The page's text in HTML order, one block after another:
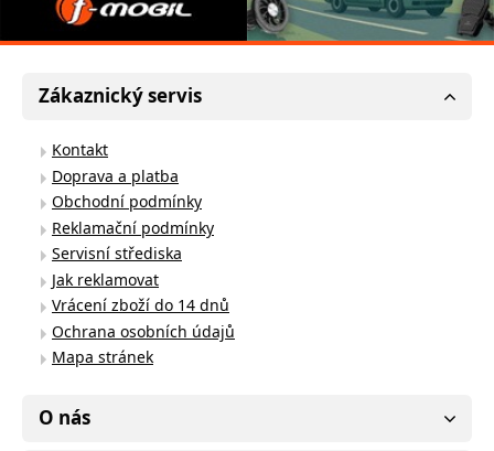
Zákaznický servis
Kontakt
Doprava a platba
Obchodní podmínky
Reklamační podmínky
Servisní střediska
Jak reklamovat
Vrácení zboží do 14 dnů
Ochrana osobních údajů
Mapa stránek
O nás